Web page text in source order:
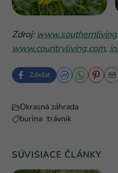
Zdroj:
www.countryliving.com,
Zdieľať
Okrasná záhrada
burina trávnik
SÚVISIACE ČLÁNKY